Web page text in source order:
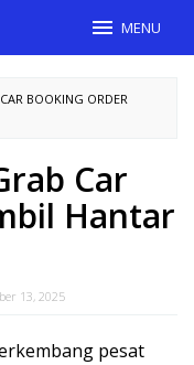
MENU
BOOKING ORDER
Car
Hantar
13, 2025
pesat